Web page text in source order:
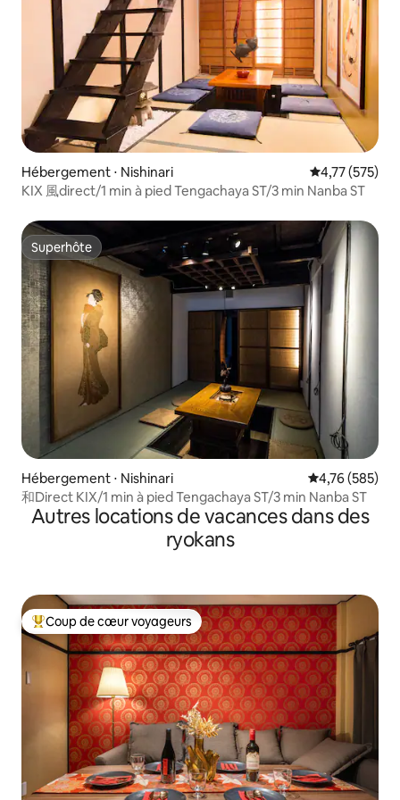
Hébergement ⋅ Nishinari Évaluation
4,77 (575)
KIX 風direct/1 min à pied Tengachaya ST/3 min Nanba ST
Superhôte
Superhôte
Hébergement ⋅ Nishinari Évaluation
4,76 (585)
和Direct KIX/1 min à pied Tengachaya ST/3 min Nanba ST
Autres locations de vacances dans des
ryokans
Coups de cœur voyageurs les plus appréciés
Coup de cœur voyageurs